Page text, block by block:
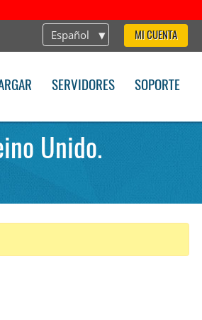
Español MI CUENTA
SERVIDORES SOPORTE
Unido.